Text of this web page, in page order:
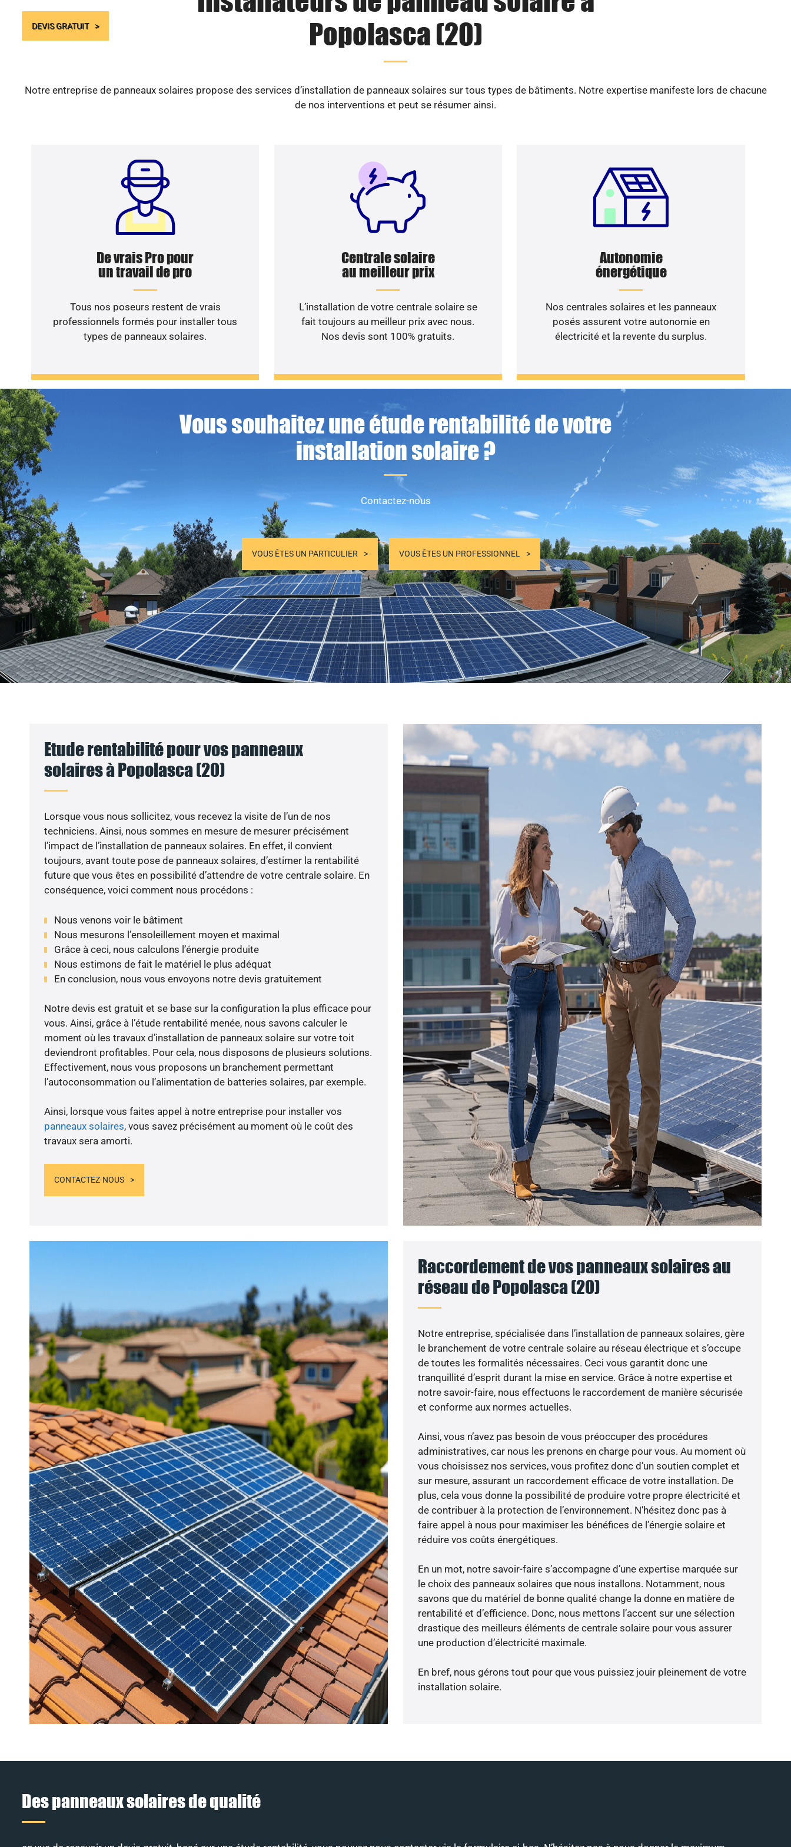
DEVIS GRATUIT
Popolasca (20)
Notre entreprise de panneaux solaires propose des services d’installation de panneaux solaires sur tous types de bâtiments. Notre expertise manifeste lors de chacune
de nos interventions et peut se résumer ainsi.
De vrais Pro pour
un travail de pro
Tous nos poseurs restent de vrais
professionnels formés pour installer tous
types de panneaux solaires.
Centrale solaire
au meilleur prix
L’installation de votre centrale solaire se
fait toujours au meilleur prix avec nous.
Nos devis sont 100% gratuits.
Autonomie
énergétique
Nos centrales solaires et les panneaux
posés assurent votre autonomie en
électricité et la revente du surplus.
Vous souhaitez une étude rentabilité de votre
installation solaire ?
Contactez-nous
VOUS ÊTES UN PARTICULIER VOUS ÊTES UN PROFESSIONNEL
Etude rentabilité pour vos panneaux
solaires à Popolasca (20)
Lorsque vous nous sollicitez, vous recevez la visite de l’un de nos
techniciens. Ainsi, nous sommes en mesure de mesurer précisément
l’impact de l’installation de panneaux solaires. En effet, il convient
toujours, avant toute pose de panneaux solaires, d’estimer la rentabilité
future que vous êtes en possibilité d’attendre de votre centrale solaire. En
conséquence, voici comment nous procédons :
Nous venons voir le bâtiment
Nous mesurons l’ensoleillement moyen et maximal
Grâce à ceci, nous calculons l’énergie produite
Nous estimons de fait le matériel le plus adéquat
En conclusion, nous vous envoyons notre devis gratuitement
Notre devis est gratuit et se base sur la configuration la plus efficace pour
vous. Ainsi, grâce à l’étude rentabilité menée, nous savons calculer le
moment où les travaux d’installation de panneaux solaire sur votre toit
deviendront profitables. Pour cela, nous disposons de plusieurs solutions.
Effectivement, nous vous proposons un branchement permettant
l’autoconsommation ou l’alimentation de batteries solaires, par exemple.
Ainsi, lorsque vous faites appel à notre entreprise pour installer vos
panneaux solaires, vous savez précisément au moment où le coût des
travaux sera amorti.
CONTACTEZ-NOUS
Raccordement de vos panneaux solaires au
réseau de Popolasca (20)
Notre entreprise, spécialisée dans l’installation de panneaux solaires, gère
le branchement de votre centrale solaire au réseau électrique et s’occupe
de toutes les formalités nécessaires. Ceci vous garantit donc une
tranquillité d’esprit durant la mise en service. Grâce à notre expertise et
notre savoir-faire, nous effectuons le raccordement de manière sécurisée
et conforme aux normes actuelles.
Ainsi, vous n’avez pas besoin de vous préoccuper des procédures
administratives, car nous les prenons en charge pour vous. Au moment où
vous choisissez nos services, vous profitez donc d’un soutien complet et
sur mesure, assurant un raccordement efficace de votre installation. De
plus, cela vous donne la possibilité de produire votre propre électricité et
de contribuer à la protection de l’environnement. N’hésitez donc pas à
faire appel à nous pour maximiser les bénéfices de l’énergie solaire et
réduire vos coûts énergétiques.
En un mot, notre savoir-faire s’accompagne d’une expertise marquée sur
le choix des panneaux solaires que nous installons. Notamment, nous
savons que du matériel de bonne qualité change la donne en matière de
rentabilité et d’efficience. Donc, nous mettons l’accent sur une sélection
drastique des meilleurs éléments de centrale solaire pour vous assurer
une production d’électricité maximale.
En bref, nous gérons tout pour que vous puissiez jouir pleinement de votre
installation solaire.
Des panneaux solaires de qualité